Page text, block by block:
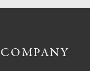
COMPANY